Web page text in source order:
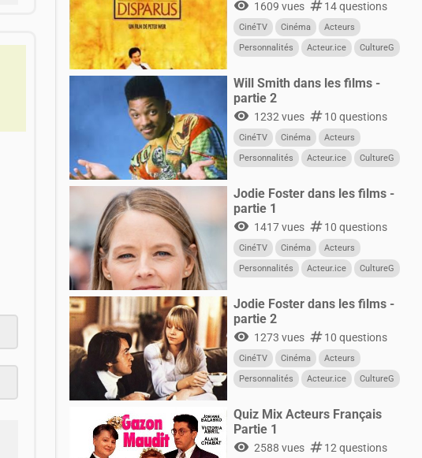
visibility 1609 vues numbers14 questions
CinéTV Cinéma
Acteurs
Personnalités
Acteur.ice
CultureG
Will Smith dans les films -
partie 2
visibility 1232 vues numbers10 questions
CinéTV Cinéma
Acteurs
Personnalités
Acteur.ice
CultureG
Jodie Foster dans les films -
partie 1
visibility 1417 vues numbers10 questions
CinéTV Cinéma
Acteurs
Personnalités
Acteur.ice
CultureG
Jodie Foster dans les films -
partie 2
visibility 1273 vues numbers10 questions
CinéTV Cinéma
Acteurs
Personnalités
Acteur.ice
CultureG
Quiz Mix Acteurs Français
Partie 1
visibility 2588 vues numbers12 questions